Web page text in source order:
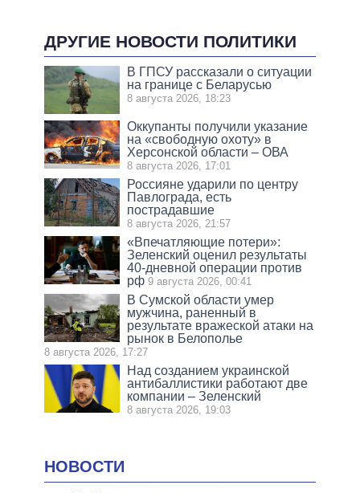
ДРУГИЕ НОВОСТИ ПОЛИТИКИ
В ГПСУ рассказали о ситуации
на границе с Беларусью
8 августа 2026, 18:23
Оккупанты получили указание
на «свободную охоту» в
Херсонской области – ОВА
8 августа 2026, 17:01
Россияне ударили по центру
Павлограда, есть
пострадавшие
8 августа 2026, 21:57
«Впечатляющие потери»:
Зеленский оценил результаты
40-дневной операции против
рф 9 августа 2026, 00:41
В Сумской области умер
мужчина, раненный в
результате вражеской атаки на
рынок в Белополье
8 августа 2026, 17:27
Над созданием украинской
антибаллистики работают две
компании – Зеленский
8 августа 2026, 19:03
НОВОСТИ